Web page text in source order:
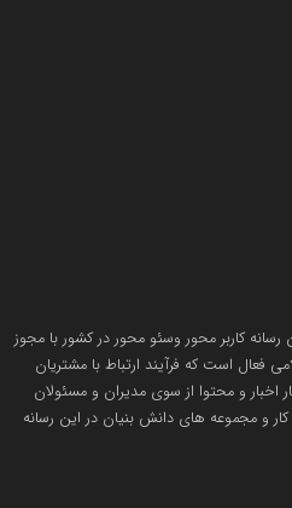
مردمی
در کشور
کاربر محور وسئو محور در کشور با مجوز
فعال است که فرآیند ارتباط با مشتریان
اخبار و محتوا از سوی مدیران و مسئولان
و مجموعه های دانش بنیان در این رسانه